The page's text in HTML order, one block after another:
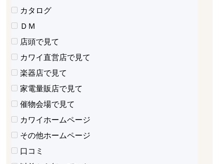
カタログ
ＤＭ
店頭で見て
カワイ直営店で見て
楽器店で見て
家電量販店で見て
催物会場で見て
カワイホームページ
その他ホームページ
口コミ